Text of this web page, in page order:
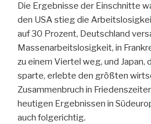
Die Ergebnisse der Einschnitte
den USA stieg die
auf 30 Prozent, Deutschland
Massenarbeitslosigkeit, in
zu einem Viertel weg, und Japan,
sparte, erlebte den größten
Zusammenbruch in
heutigen Ergebnissen in
auch folgerichtig.